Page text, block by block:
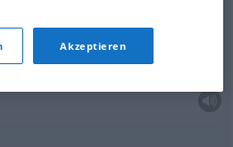
Akzeptieren